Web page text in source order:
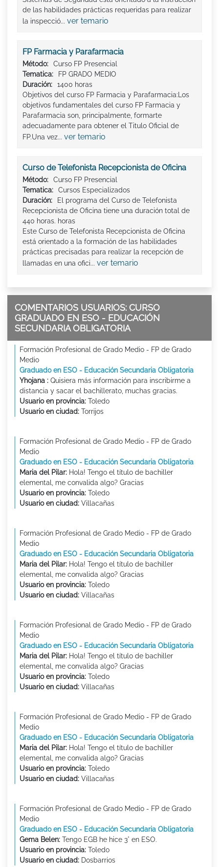
de las habilidades prácticas requeridas para realizar
la inspecció... ver temario
FP Farmacia y Parafarmacia
Método:
Curso FP Presencial
Tematica:
FP GRADO MEDIO
Duración:
1400 horas
Objetivos del curso FP Farmacia y Parafarmacia:Los
objetivos fundamentales del curso FP Farmacia y
Parafarmacia son, principalmente, formarte
adecuadamente para obtener el Titulo Oficial de
FP.Una vez... ver temario
Curso de Telefonista Recepcionista de Oficina
Método:
Curso FP Presencial
Tematica:
Cursos Especializados
Duración:
El programa del Curso de Telefonista
Recepcionista de Oficina tiene una duración total de
440 horas. horas
Este Curso de Telefonista Recepcionista de Oficina
está orientado a la formación de las habilidades
prácticas precisadas para realizar la recepción de
llamadas en una ofici... ver temario
COMENTARIOS USUARIOS: CURSO
GRADUADO EN ESO - EDUCACIÓN
SECUNDARIA OBLIGATORIA
Formación Profesional de Grado Medio - FP de Grado
Medio
Graduado en ESO - Educación Secundaria Obligatoria
Yhojana : Quisiera más información para inscribirme a
distancia y sacar el bachillerato, muchas gracias.
Usuario en provincia: Toledo
Usuario en ciudad: Torrijos
Formación Profesional de Grado Medio - FP de Grado
Medio
Graduado en ESO - Educación Secundaria Obligatoria
Maria del Pilar: Hola! Tengo el título de bachiller
elemental, me convalida algo? Gracias
Usuario en provincia: Toledo
Usuario en ciudad: Villacañas
Formación Profesional de Grado Medio - FP de Grado
Medio
Graduado en ESO - Educación Secundaria Obligatoria
Maria del Pilar: Hola! Tengo el título de bachiller
elemental, me convalida algo? Gracias
Usuario en provincia: Toledo
Usuario en ciudad: Villacañas
Formación Profesional de Grado Medio - FP de Grado
Medio
Graduado en ESO - Educación Secundaria Obligatoria
Maria del Pilar: Hola! Tengo el título de bachiller
elemental, me convalida algo? Gracias
Usuario en provincia: Toledo
Usuario en ciudad: Villacañas
Formación Profesional de Grado Medio - FP de Grado
Medio
Graduado en ESO - Educación Secundaria Obligatoria
Maria del Pilar: Hola! Tengo el título de bachiller
elemental, me convalida algo? Gracias
Usuario en provincia: Toledo
Usuario en ciudad: Villacañas
Formación Profesional de Grado Medio - FP de Grado
Medio
Graduado en ESO - Educación Secundaria Obligatoria
Gema Belen: Tengo EGB he hice 3° en ESO.
Usuario en provincia: Toledo
Usuario en ciudad: Dosbarrios